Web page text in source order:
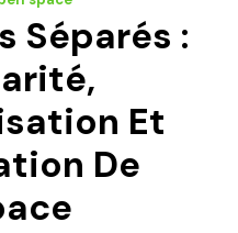
Séparés :
Et
De